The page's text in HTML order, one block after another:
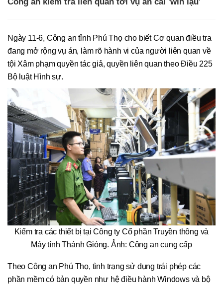
Công an kiểm tra liên quan tới vụ án cài 'win lậu'
Ngày 11-6, Công an tỉnh Phú Thọ cho biết Cơ quan điều tra
đang mở rộng vụ án, làm rõ hành vi của người liên quan về
tội Xâm phạm quyền tác giả, quyền liên quan theo Điều 225
Bộ luật Hình sự.
Kiểm tra các thiết bị tại Công ty Cổ phần Truyền thông và
Máy tính Thánh Gióng. Ảnh: Công an cung cấp
Theo Công an Phú Thọ, tình trạng sử dụng trái phép các
phần mềm có bản quyền như hệ điều hành Windows và bộ